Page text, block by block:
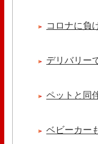
ッコラサラダをそえ
【 平日限定ランチ
京都九条ねぎ焼
だれ。とろりとした
コロナに負
デリバリー
ペットと同
ベビーカー